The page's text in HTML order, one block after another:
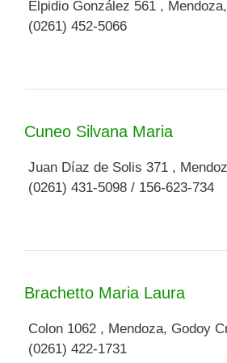
Elpidio González 561 ,
(0261) 452-5066
Cuneo Silvana Maria
Juan Díaz de Solis 371 ,
(0261) 431-5098 / 156-623-734
Brachetto Maria Laura
Colon 1062 , Mendoza, Godoy
(0261) 422-1731